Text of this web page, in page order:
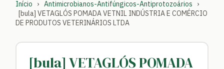
Início › Antimicrobianos-Antifúngicos-Antiprotozoários
›
[bula] VETAGLÓS POMADA VETNIL INDÚSTRIA E COMÉRCIO
DE PRODUTOS VETERINÁRIOS LTDA
[bula] VETAGLÓS POMADA